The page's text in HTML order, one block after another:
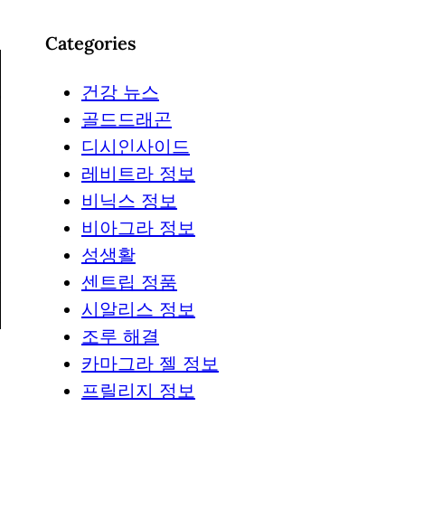
Categories
건강 뉴스
골드드래곤
디시인사이드
레비트라 정보
비닉스 정보
비아그라 정보
성생활
센트립 정품
시알리스 정보
조루 해결
카마그라 젤 정보
프릴리지 정보